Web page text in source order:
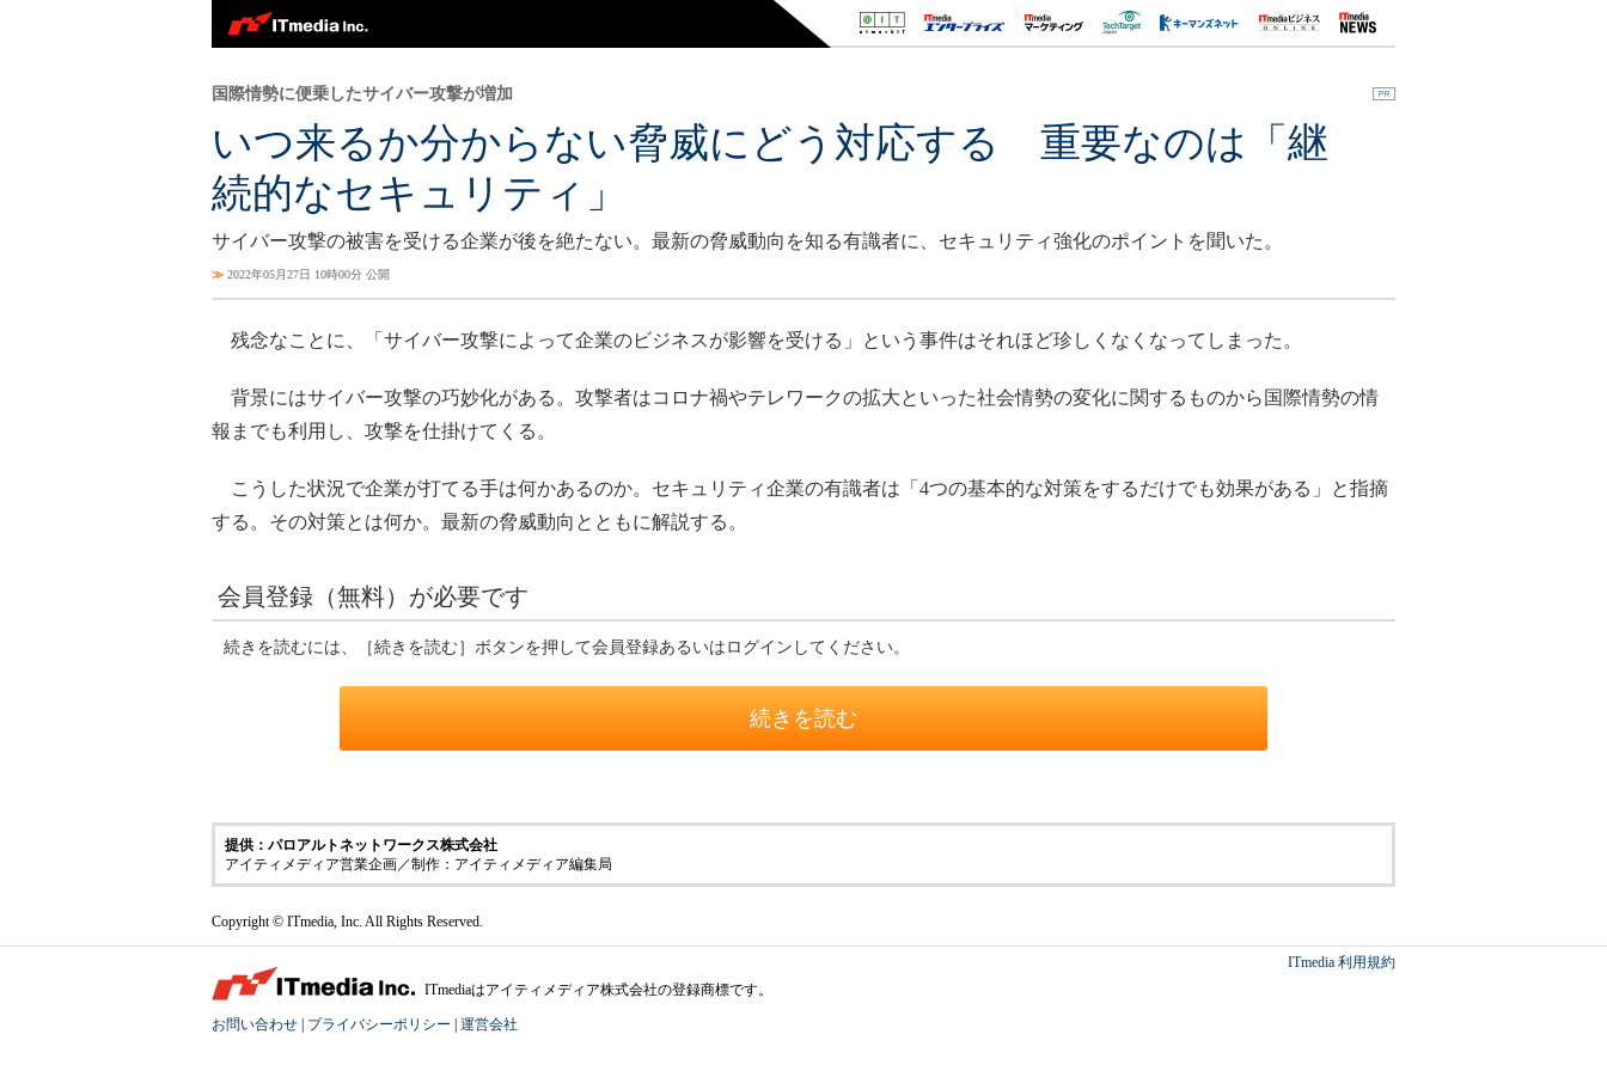
いつ来るか分からない脅威にどう対応する 重要なのは「継
続的なセキュリティ」
国際情勢に便乗したサイバー攻撃が増加
サイバー攻撃の被害を受ける企業が後を絶たない。最新の脅威動向を知る有識者に、セキュリティ強化のポイントを聞いた。
≫ 2022年05月27日 10時00分 公開
残念なことに、「サイバー攻撃によって企業のビジネスが影響を受ける」という事件はそれほど珍しくなくなってしまった。
背景にはサイバー攻撃の巧妙化がある。攻撃者はコロナ禍やテレワークの拡大といった社会情勢の変化に関するものから国際情勢の情
報までも利用し、攻撃を仕掛けてくる。
こうした状況で企業が打てる手は何かあるのか。セキュリティ企業の有識者は「4つの基本的な対策をするだけでも効果がある」と指摘
する。その対策とは何か。最新の脅威動向とともに解説する。
会員登録（無料）が必要です
続きを読むには、［続きを読む］ボタンを押して会員登録あるいはログインしてください。
続きを読む
提供：パロアルトネットワークス株式会社
アイティメディア営業企画／制作：アイティメディア編集局
Copyright © ITmedia, Inc. All Rights Reserved.
ITmedia 利用規約
ITmediaはアイティメディア株式会社の登録商標です。
お問い合わせ プライバシーポリシー 運営会社